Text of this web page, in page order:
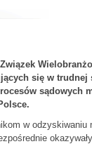
się w
sądowych
w odzyskiwaniu